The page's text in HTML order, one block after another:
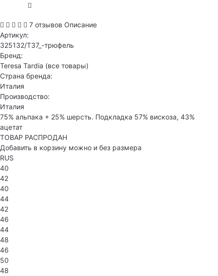
7 отзывов Описание
Артикул:
325132/T37_-трюфель
Бренд:
Teresa Tardia (все товары)
Страна бренда:
Италия
Производство:
Италия
75% альпака + 25% шерсть. Подкладка 57% вискоза, 43%
ацетат
ТОВАР РАСПРОДАН
Добавить в корзину можно и без размера
RUS
40
42
40
44
42
46
44
48
46
50
48